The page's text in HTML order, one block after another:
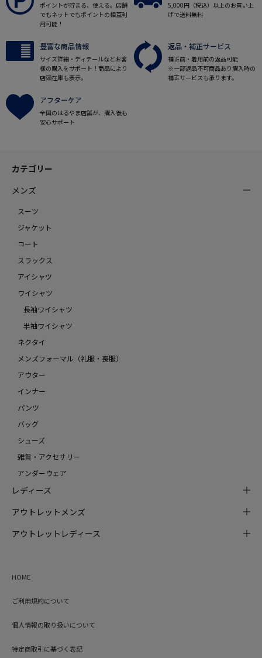
ポイントが貯まる、使える。店舗
でもネットでもポイントの相互利
用可能！
5,000円（税込）以上のお買い上
げで送料無料
豊富な商品情報
サイズ詳細・ディテールなどお客
様の購入をサポート！商品により
店頭在庫も表示。
返品・補正サービス
補正前・着用前の返品可能
※一部返品不可商品あり購入時の
補正サービスも承ります。
アフターケア
全国のはるやま店舗が、購入後も
安心サポート
カテゴリー
メンズ
スーツ
ジャケット
コート
スラックス
アイシャツ
ワイシャツ
長袖ワイシャツ
半袖ワイシャツ
ネクタイ
メンズフォーマル（礼服・喪服）
アウター
インナー
パンツ
バッグ
シューズ
雑貨・アクセサリー
アンダーウェア
レディース
アウトレットメンズ
アウトレットレディース
HOME
ご利用規約について
個人情報の取り扱いについて
特定商取引に基づく表記